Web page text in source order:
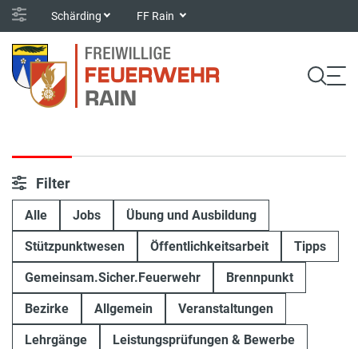
Schärding FF Rain
Filter
Alle Jobs Übung und Ausbildung
Stützpunktwesen Öffentlichkeitsarbeit Tipps
Gemeinsam.Sicher.Feuerwehr Brennpunkt
Bezirke Allgemein Veranstaltungen
Lehrgänge Leistungsprüfungen & Bewerbe